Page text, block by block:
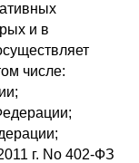
и в
числе:
г. No 402-ФЗ